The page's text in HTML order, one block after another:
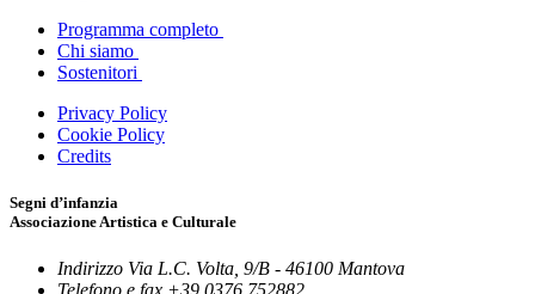
Programma completo
Chi siamo
Sostenitori
Privacy Policy
Cookie Policy
Credits
Segni d’infanzia
Associazione Artistica e Culturale
Indirizzo Via L.C. Volta, 9/B - 46100 Mantova